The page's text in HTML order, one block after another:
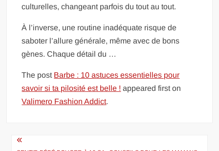
culturelles, changeant parfois du tout au tout.
À l’inverse, une routine inadéquate risque de
saboter l’allure générale, même avec de bons
gènes. Chaque détail du …
The post Barbe : 10 astuces essentielles pour
savoir si ta pilosité est belle ! appeared first on
Valimero Fashion Addict.
Navigation